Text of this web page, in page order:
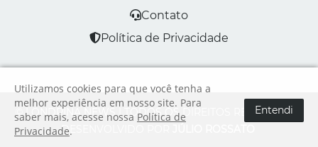
Contato
Política de Privacidade
© LONDRINA NEWS | TODOS OS DIREITOS RESERVADOS
DESENVOLVIDO POR
Utilizamos cookies para que você tenha a
melhor experiência em nosso site. Para
saber mais, acesse nossa Política de
Privacidade.
Entendi